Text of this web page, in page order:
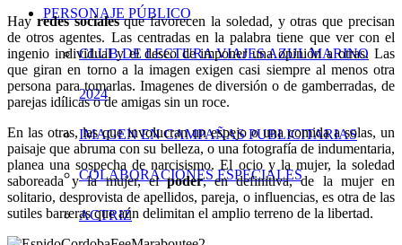
PERSONAJE PÚBLICO
CLUB DE LECTURA VIAJES AZUL MARINO
2024
IMAGEN EN CAMPAÑAS PUBLICITARIAS
COLABORACIONES ESPECIALES
ACTRIZ
Hay redes socialesque favorecen la soledad, y otras que precisan
de otros agentes. Las centradas en la palabra tiene que ver con el
ingenio individual y el deseo de imponer una opinión a otras. Las
que giran en torno a la imagen exigen casi siempre al menos otra
persona para tomarlas. Imagenes de diversión o de gamberradas, de
parejas idílicas o de amigas sin un roce.
En las otras, las que involucran un espejo o una comida a solas, un
paisaje que abruma con su belleza, o una fotografía de indumentaria,
planea una sospecha de narcisismo. El ocio y la mujer, la soledad
saboreada y la mujer, elpoder, en definitiva, de la mujer en
solitario, desprovista de apellidos, pareja, o influencias, es otra de las
sutiles barreras que aún delimitan el amplio terreno de la libertad.